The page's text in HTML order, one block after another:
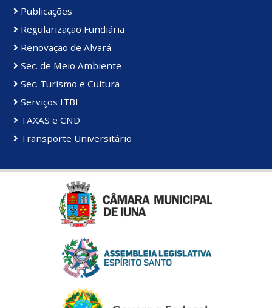
Publicações
Regularização Fundiária
Renovação de Alvará
Sec. de Meio Ambiente
Sec. Turismo e Cultura
Serviços ITBI
TAXAS e CND
Transporte Universitário